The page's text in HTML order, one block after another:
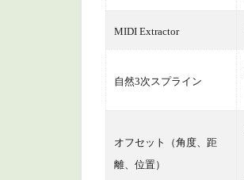
MIDI Extractor
自然3次スプライン
オフセット（角度、距
離、位置）